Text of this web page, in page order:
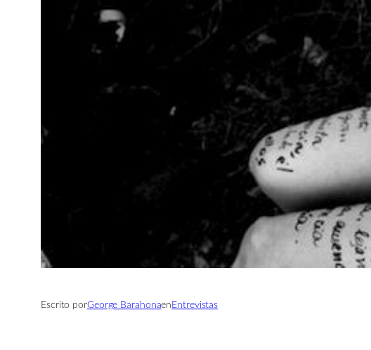
Escrito porGeorge Barahonaen Entrevistas